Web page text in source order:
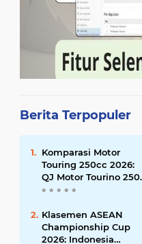
Berita Terpopuler
Komparasi Motor
Touring 250cc 2026:
QJ Motor Tourino 250
DX, Suzuki V-Strom
Versys-X 250?
Klasemen ASEAN
Championship Cup
2026: Indonesia